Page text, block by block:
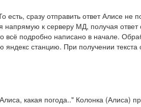
есть, сразу отправить ответ Алисе
к серверу МД, получая ответ
всё подробно написано в начале.
яндекс станцию. При получении
какая погода.." Колонка (Алиса)